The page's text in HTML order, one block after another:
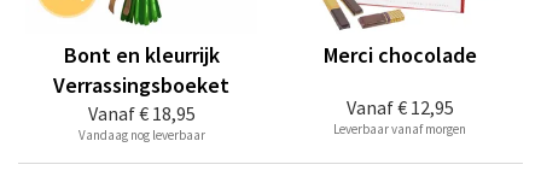
Vanaf€ 18,95
Bont en kleurrijk
Verrassingsboeket
Vandaag nog leverbaar
Vanaf€ 12,95
Merci chocolade
Leverbaar vanaf morgen